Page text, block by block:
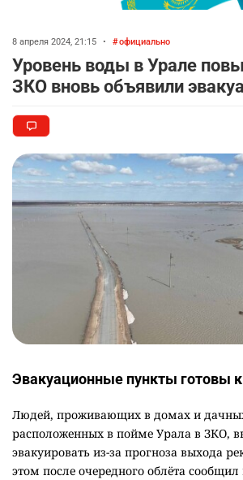
8 апреля 2024, 21:15 • официально
Уровень воды в Урале
ЗКО вновь объявили
Эвакуационные пункты готовы
Людей, проживающих в домах и
расположенных в пойме Урала в ЗКО,
эвакуировать из-за прогноза выхода
этом после очередного облёта